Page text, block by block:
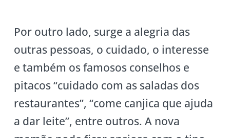
Por outro lado, surge a alegria das
outras pessoas, o cuidado, o interesse
e também os famosos conselhos e
pitacos “cuidado com as saladas dos
restaurantes”, “come canjica que ajuda
a dar leite”, entre outros. A nova